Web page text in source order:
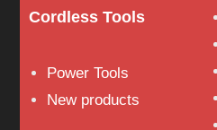
Cordless Tools
Power Tools
New products